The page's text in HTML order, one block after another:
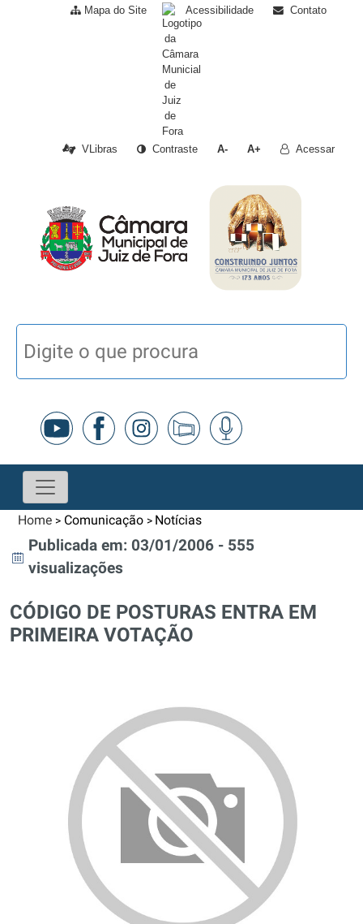
Mapa do Site Acessibilidade Contato
VLibras Contraste A- A+ Acessar
Home > Comunicação > Notícias
Publicada em: 03/01/2006 - 555
visualizações
CÓDIGO DE POSTURAS ENTRA EM
PRIMEIRA VOTAÇÃO